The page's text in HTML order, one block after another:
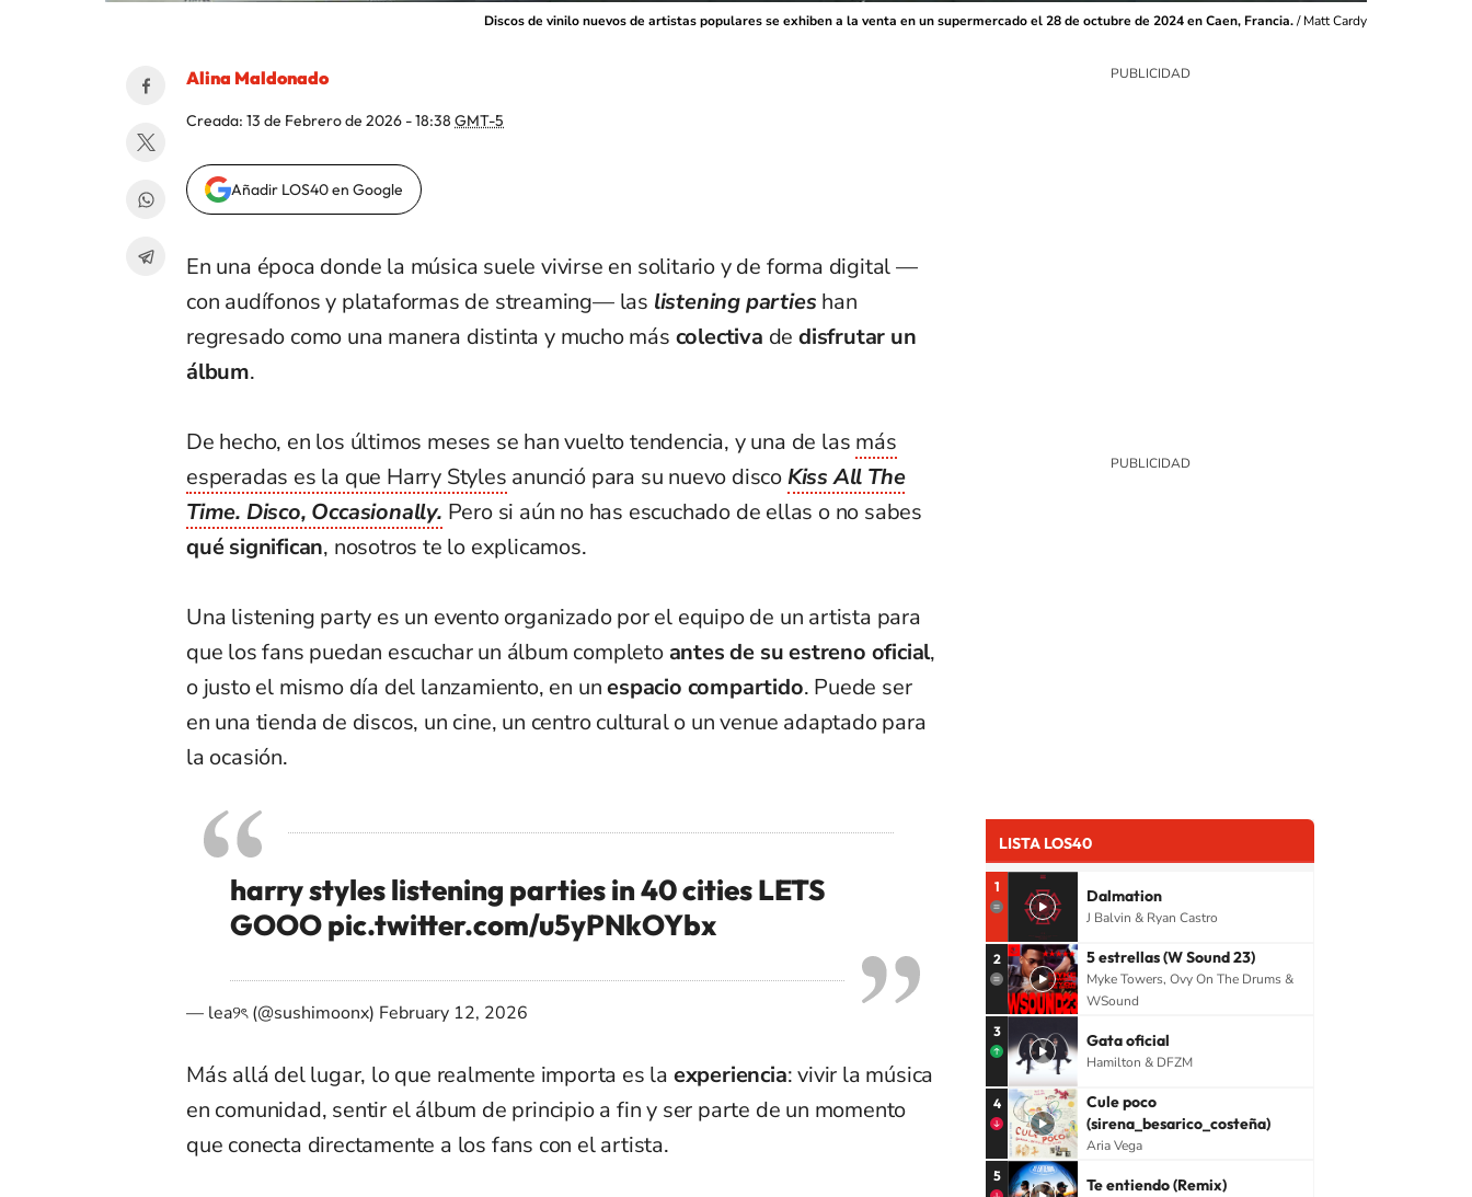
Discos de vinilo nuevos de artistas populares se exhiben a la venta en un supermercado el 28 de octubre de 2024 en Caen, Francia./Matt Cardy
Alina Maldonado
Creada: 13 de Febrero de 2026 - 18:38 GMT-5
Añadir LOS40 en Google
En una época donde la música suele vivirse en solitario y de forma digital —
con audífonos y plataformas de streaming— las listening parties han
regresado como una manera distinta y mucho más colectiva dedisfrutar un
álbum.
De hecho, en los últimos meses se han vuelto tendencia, y una de las más
esperadas es la que Harry Styles anunció para su nuevo discoKiss All The
Time. Disco, Occasionally. Pero si aún no has escuchado de ellas o no sabes
qué significan, nosotros te lo explicamos.
Una listening party es un evento organizado por el equipo de un artista para
que los fans puedan escuchar un álbum completo antes de su estreno oficial,
o justo el mismo día del lanzamiento, en unespacio compartido. Puede ser
en una tienda de discos, un cine, un centro cultural o un venue adaptado para
la ocasión.
harry styles listening parties in 40 cities LETS
GOOOpic.twitter.com/u5yPNkOYbx
— lea୨ৎ (@sushimoonx) February 12, 2026
Más allá del lugar, lo que realmente importa es la experiencia: vivir la música
en comunidad, sentir el álbum de principio a fin y ser parte de un momento
que conecta directamente a los fans con el artista.
LISTA LOS40
1 Dalmation
J Balvin & Ryan Castro
2 5 estrellas (W Sound 23)
Myke Towers, Ovy On The Drums &
WSound
3 Gata oficial
Hamilton & DFZM
4
Cule poco
(sirena_besarico_costeña)
Aria Vega
5 Te entiendo (Remix)